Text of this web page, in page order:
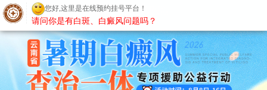
昆明白癜风医院
您好,这里是在线预约挂号平台！
请问你是有白斑、白癜风问题吗？